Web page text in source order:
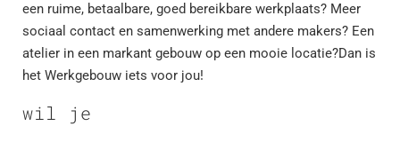
een ruime, betaalbare, goed bereikbare werkplaats? Meer
sociaal contact en samenwerking met andere makers? Een
atelier in een markant gebouw op een mooie locatie?Dan is
het Werkgebouw iets voor jou!
wil je